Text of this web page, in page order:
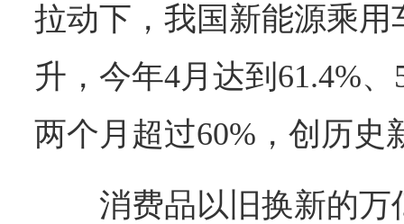
拉动下，我国新能源乘
升，今年4月达到61.4%
两个月超过60%，创历史
消费品以旧换新的